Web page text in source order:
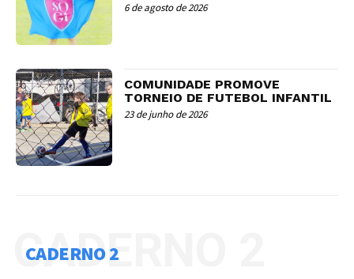
6 de agosto de 2026
COMUNIDADE PROMOVE
TORNEIO DE FUTEBOL INFANTIL
23 de junho de 2026
CADERNO 2
CADERNO 2